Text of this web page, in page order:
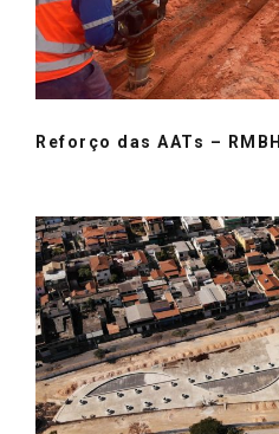
Reforço das AATs – RMBH